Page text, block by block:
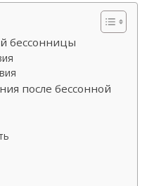
бессонницы
после бессонной